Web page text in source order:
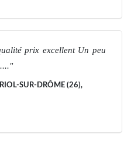
prix excellent Un peu
SUR-DRÔME (26),